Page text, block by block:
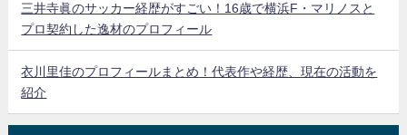
三井寺眞のサッカー経歴がすごい！16歳で横浜F・マリノスと
プロ契約した逸材のプロフィール
衣川里佳のプロフィールまとめ！代表作や経歴、現在の活動を
紹介